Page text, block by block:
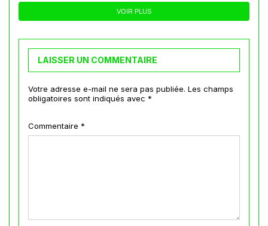
VOIR PLUS
LAISSER UN COMMENTAIRE
Votre adresse e-mail ne sera pas publiée. Les champs
obligatoires sont indiqués avec *
Commentaire *